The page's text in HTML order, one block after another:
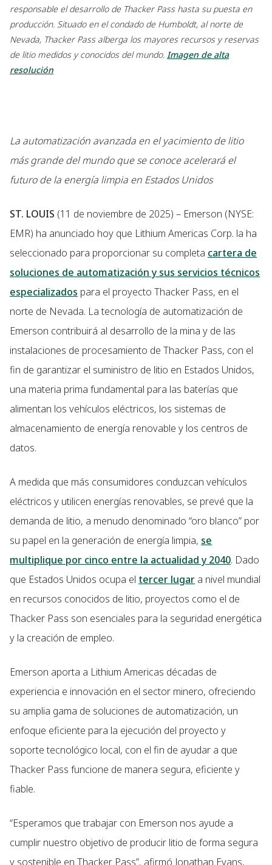
responsable el desarrollo de Thacker Pass hasta su puesta en
producción. Situado en el condado de Humboldt, al norte de
Nevada, Thacker Pass alberga los mayores recursos y reservas
de litio medidos y conocidos del mundo. Imagen de alta
resolución
La automatización avanzada en el yacimiento de litio
más grande del mundo que se conoce acelerará el
futuro de la energía limpia en Estados Unidos
ST. LOUIS (11 de noviembre de 2025) – Emerson (NYSE:
EMR) ha anunciado hoy que Lithium Americas Corp. la ha
seleccionado para proporcionar su completa cartera de
soluciones de automatización y sus servicios técnicos
especializados para el proyecto Thacker Pass, en el
norte de Nevada. La tecnología de automatización de
Emerson contribuirá al desarrollo de la mina y de las
instalaciones de procesamiento de Thacker Pass, con el
fin de garantizar el suministro de litio en Estados Unidos,
una materia prima fundamental para las baterías que
alimentan los vehículos eléctricos, los sistemas de
almacenamiento de energía renovable y los centros de
datos.
A medida que más consumidores conduzcan vehículos
eléctricos y utilicen energías renovables, se prevé que la
demanda de litio, a menudo denominado “oro blanco” por
su papel en la generación de energía limpia, se
multiplique por cinco entre la actualidad y 2040. Dado
que Estados Unidos ocupa el tercer lugar a nivel mundial
en recursos conocidos de litio, proyectos como el de
Thacker Pass son esenciales para la seguridad energética
y la creación de empleo.
Emerson aporta a Lithium Americas décadas de
experiencia e innovación en el sector minero, ofreciendo
su amplia gama de soluciones de automatización, un
enfoque eficiente para la ejecución del proyecto y
soporte tecnológico local, con el fin de ayudar a que
Thacker Pass funcione de manera segura, eficiente y
fiable.
“Esperamos que trabajar con Emerson nos ayude a
cumplir nuestro objetivo de producir litio de forma segura
y sostenible en Thacker Pass”, afirmó Jonathan Evans,